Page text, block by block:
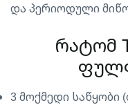
და პერიოდული
რატომ
3 მოქმედი საწყობი